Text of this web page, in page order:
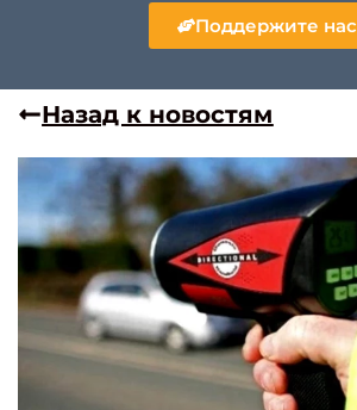
Поддержите нас
Назад к новостям